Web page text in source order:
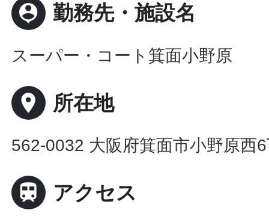
person_pin 勤務先・施設名
スーパー・コート箕面小野原
place 所在地
562-0032 大阪府箕面市小野原西
 アクセス